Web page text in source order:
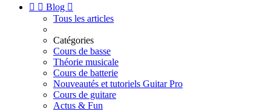
  Blog 
Tous les articles
Catégories
Cours de basse
Théorie musicale
Cours de batterie
Nouveautés et tutoriels Guitar Pro
Cours de guitare
Actus & Fun